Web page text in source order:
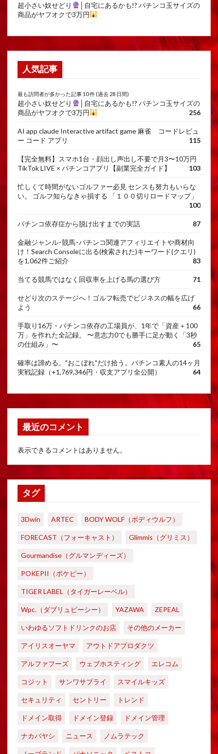
超小さい奴せどり
│自宅にあるかも!? パチンコ玉サイズの
商品がヤフオクで3万円
人気記事
最も訪問者が多かった記事 10 件 (過去 28 日間)
超小さい奴せどり
│自宅にあるかも!? パチンコ玉サイズの
商品がヤフオクで3万円
256
AI app claude Interactive artifact game 麻雀 コードレビュ
ー コード アプリ
115
【完全無料】スマホ1台・顔出し声出し不要で月3〜10万円
TikTok LIVE × パチンコアプリ【副業完全ガイド】
103
忙しくて時間がないゴルファー必見 センスも努力もいらな
い。 ゴルフ知らなきゃ損する 「１００切りロードマップ」
100
パチンコ依存症から脱け出すまでの実話 87
金融ジャンル･競馬･パチンコ関連アフィリエイトや商材向
け！Search Consoleに出る(検索された)キーワード(クエリ)
を1,062件ご紹介
83
当てる競馬ではなく回収率を上げる馬の選び方 71
せどり次のステージへ！ゴルフ転売でビジネスの幅を広げ
よう
66
手取り16万・パチンコ依存の工場員が、1年で「資産＋100
万」を作れた全記録。 〜意志力0でも勝手に足が動く「3秒
の仕組み」〜
65
確率は諦める。"おこぼれ"だけ拾う。パチンコ素人の14ヶ月
実戦記録（+1,769,346円・収支アプリ全公開）
64
最近のコメント
表示できるコメントはありません。
タグ
3Dwin ARTEC BODY WOLF（ボディウルフ）
FORECAST（フォーキャスト） Glimmis（グリミス）
Gourmandise（グルマンディーズ）
POKEPII（ポケピー）
TIGER LABEL（タイガーレーベル）
Wpc.（ダブリュピーシー） YAZAWA ZEPEAL
いわゆるソフトドリンクのお店 その他のメーカー
アイリスオーヤマ アウトドアプロダクツ
アルファフーズ ウェブホスティング エレコム
コジット サンワサプライ スマイルキッズ
セキュリティ セントリー トレンド
ドメイン取得 ドメイン登録 ドメイン管理
ナカバヤシ ニュース ノムラテック